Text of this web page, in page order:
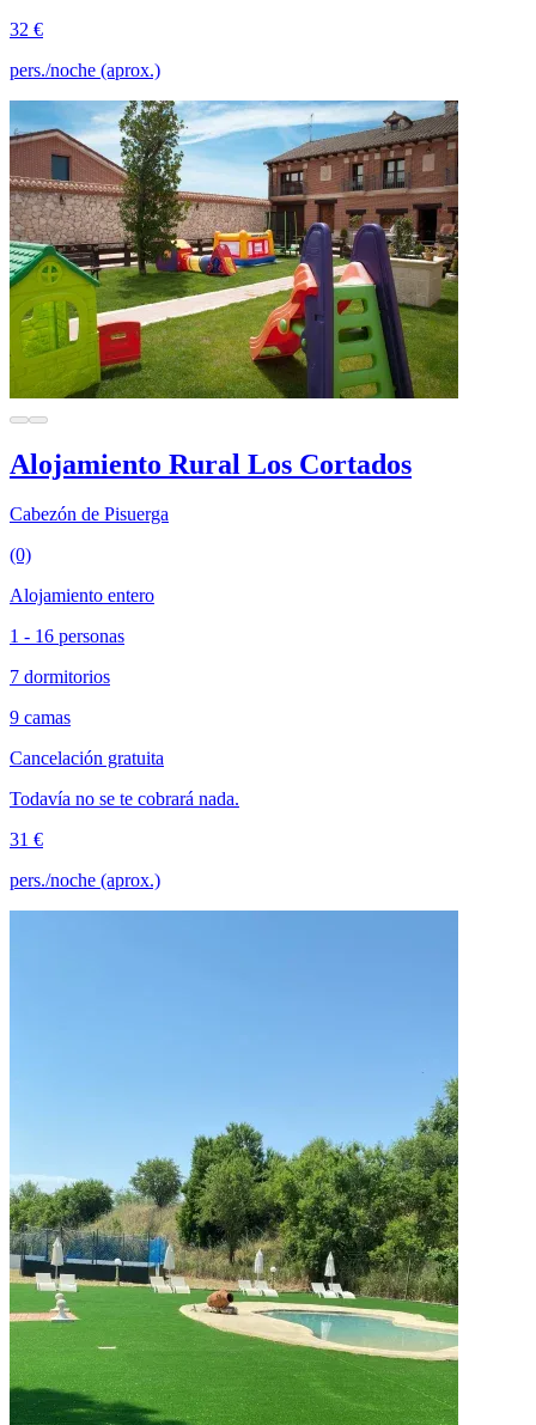
32 €
pers./noche (aprox.)
Alojamiento Rural Los Cortados
Cabezón de Pisuerga
(0)
Alojamiento entero
1 - 16 personas
7 dormitorios
9 camas
Cancelación gratuita
Todavía no se te cobrará nada.
31 €
pers./noche (aprox.)